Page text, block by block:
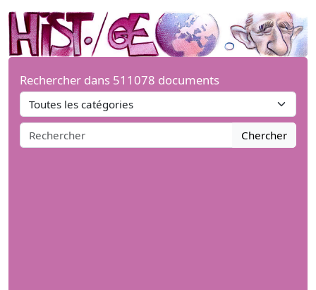
Rechercher dans 511078 documents
Chercher